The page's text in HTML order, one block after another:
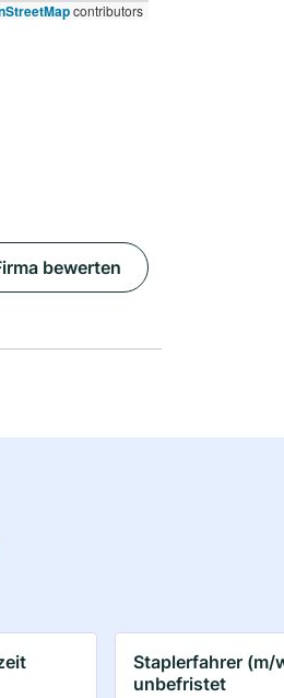
contributors
bewerten
Staplerfahrer (m/
unbefristet